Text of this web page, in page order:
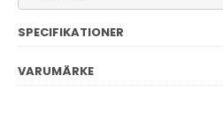
SPECIFIKATIONER
VARUMÄRKE